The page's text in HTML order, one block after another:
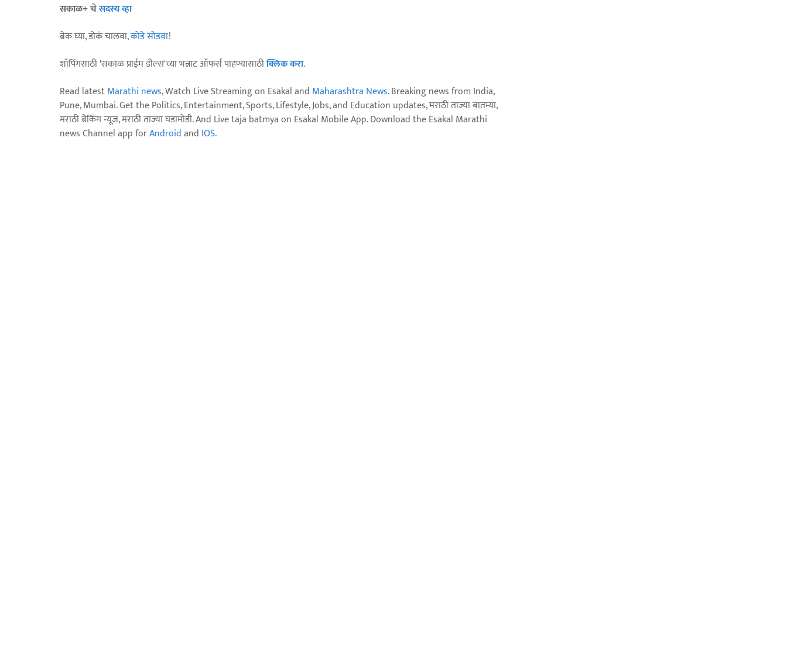
सकाळ+ चेसदस्य व्हा
ब्रेक घ्या, डोकं चालवा,कोडे सोडवा!
शॉपिंगसाठी 'सकाळ प्राईम डील्स'च्या भन्नाट ऑफर्स पाहण्यासाठीक्लिक करा.
Read latestMarathi news, Watch Live Streaming on Esakal and Maharashtra News. Breaking news from India,
Pune, Mumbai. Get the Politics, Entertainment, Sports, Lifestyle, Jobs, and Education updates, मराठी ताज्या बातम्या,
मराठी ब्रेकिंग न्यूज, मराठी ताज्या घडामोडी. And Live taja batmya on Esakal Mobile App. Download the Esakal Marathi
news Channel app forAndroidand IOS.